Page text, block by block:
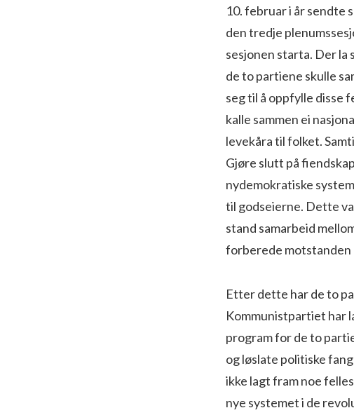
10. februar i år sendte
den tredje
sesjonen starta. Der
de to partie­ne skulle
seg til å oppfylle disse
kalle sammen ei
levekåra til folket.
Gjøre slutt på
nydemokratiske
til godseierne. Dette
stand sam­arbeid
forberede motstanden
Etter dette har de to
Kommunistpartiet har
program for de to
og løslate politi­ske
ikke lagt fram noe
nye systemet i de